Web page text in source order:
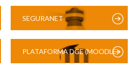
SEGURANET
PLATAFORMA DGE (MOODLE)